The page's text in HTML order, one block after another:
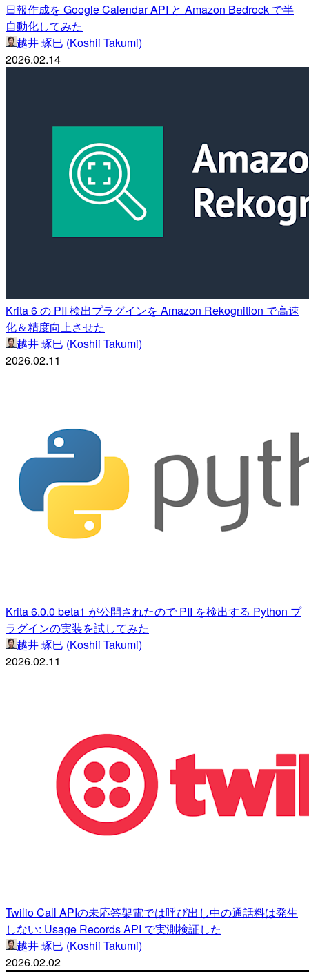
日報作成を Google Calendar API と Amazon Bedrock で半
自動化してみた
越井 琢巳 (Koshii Takumi)
2026.02.14
Krita 6 の PII 検出プラグインを Amazon Rekognition で高速
化＆精度向上させた
越井 琢巳 (Koshii Takumi)
2026.02.11
Krita 6.0.0 beta1 が公開されたので PII を検出する Python プ
ラグインの実装を試してみた
越井 琢巳 (Koshii Takumi)
2026.02.11
Twilio Call APIの未応答架電では呼び出し中の通話料は発生
しない: Usage Records API で実測検証した
越井 琢巳 (Koshii Takumi)
2026.02.02